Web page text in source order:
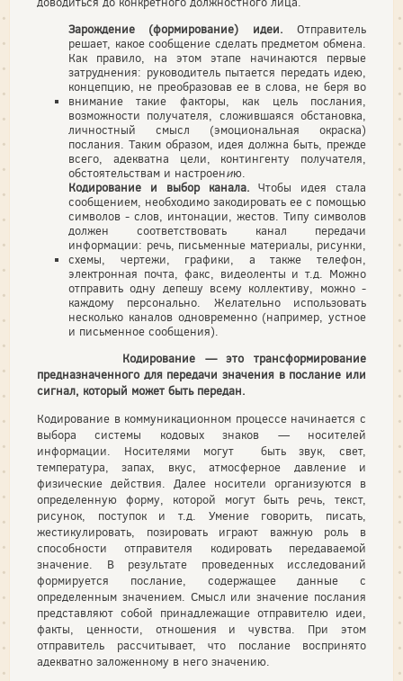
Зарождение (формирование) идеи. Отправитель
решает, какое сообщение сделать предметом обмена.
Как правило, на этом этапе начинаются первые
затруднения: руководитель пытается передать идею,
концепцию, не преобразовав ее в слова, не беря во
внимание такие факторы, как цель послания,
возможности получателя, сложившаяся обстановка,
личностный смысл (эмоциональная окраска)
послания. Таким образом, идея должна быть, прежде
всего, адекватна цели, контингенту получателя,
обстоятельствам и настроению.
Кодирование и выбор канала.Чтобы идея стала
сообщением, необходимо закодировать ее с помощью
символов - слов, интонации, жестов. Типу символов
должен соответствовать канал передачи
информации: речь, письменные материалы, рисунки,
схемы, чертежи, графики, а также телефон,
электронная почта, факс, видеоленты и т.д. Можно
отправить одну депешу всему коллективу, можно -
каждому персонально. Желательно использовать
несколько каналов одновременно (например, устное
и письменное сообщения).
Кодирование — это трансформирование
предназначенного для передачи значения в послание или
сигнал, который может быть передан.
Кодирование в коммуникационном процессе начинается с
выбора системы кодовых знаков — носителей
информации. Носителями могут быть звук, свет,
температура, запах, вкус, атмосферное давление и
физические действия. Далее носители организуются в
определенную форму, которой могут быть речь, текст,
рисунок, поступок и т.д. Умение говорить, писать,
жестикулировать, позировать играют важную роль в
способности отправителя кодировать передаваемой
значение. В результате проведенных исследований
формируется послание, содержащее данные с
определенным значением. Смысл или значение послания
представляют собой принадлежащие отправителю идеи,
факты, ценности, отношения и чувства. При этом
отправитель рассчитывает, что послание воспринято
адекватно заложенному в него значению.